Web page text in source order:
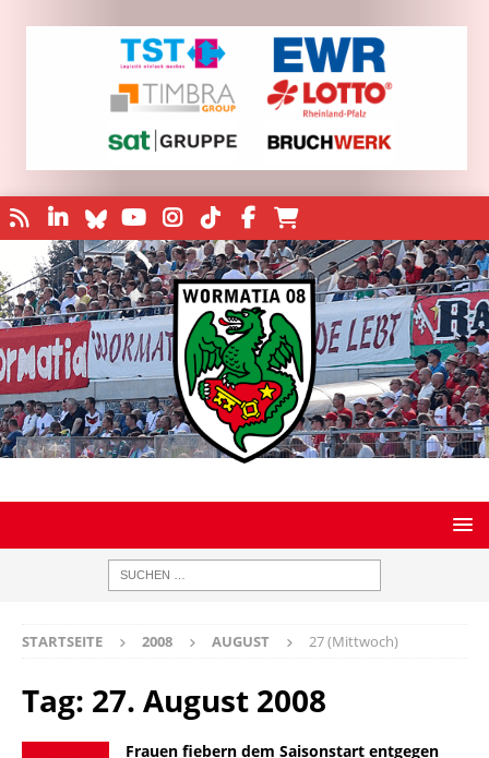
STARTSEITE 2008 AUGUST 27 (Mittwoch)
Tag: 27. August 2008
Frauen fiebern dem Saisonstart entgegen